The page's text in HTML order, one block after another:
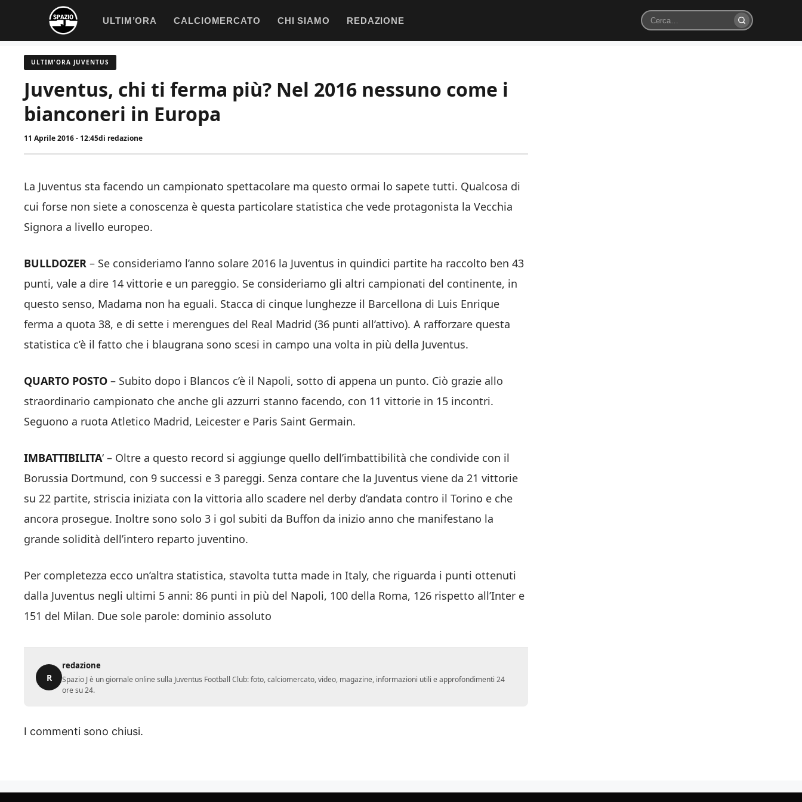
contenuto
ULTIM’ORA CALCIOMERCATO CHI SIAMO REDAZIONE
Cerca
ULTIM'ORA JUVENTUS
Juventus, chi ti ferma più? Nel 2016 nessuno come i
bianconeri in Europa
11 Aprile 2016 - 12:45di redazione
La Juventus sta facendo un campionato spettacolare ma questo ormai lo sapete tutti. Qualcosa di
cui forse non siete a conoscenza è questa particolare statistica che vede protagonista la Vecchia
Signora a livello europeo.
BULLDOZER – Se consideriamo l’anno solare 2016 la Juventus in quindici partite ha raccolto ben 43
punti, vale a dire 14 vittorie e un pareggio. Se consideriamo gli altri campionati del continente, in
questo senso, Madama non ha eguali. Stacca di cinque lunghezze il Barcellona di Luis Enrique
ferma a quota 38, e di sette i merengues del Real Madrid (36 punti all’attivo). A rafforzare questa
statistica c’è il fatto che i blaugrana sono scesi in campo una volta in più della Juventus.
QUARTO POSTO – Subito dopo i Blancos c’è il Napoli, sotto di appena un punto. Ciò grazie allo
straordinario campionato che anche gli azzurri stanno facendo, con 11 vittorie in 15 incontri.
Seguono a ruota Atletico Madrid, Leicester e Paris Saint Germain.
IMBATTIBILITA‘ – Oltre a questo record si aggiunge quello dell’imbattibilità che condivide con il
Borussia Dortmund, con 9 successi e 3 pareggi. Senza contare che la Juventus viene da 21 vittorie
su 22 partite, striscia iniziata con la vittoria allo scadere nel derby d’andata contro il Torino e che
ancora prosegue. Inoltre sono solo 3 i gol subiti da Buffon da inizio anno che manifestano la
grande solidità dell’intero reparto juventino.
Per completezza ecco un’altra statistica, stavolta tutta made in Italy, che riguarda i punti ottenuti
dalla Juventus negli ultimi 5 anni: 86 punti in più del Napoli, 100 della Roma, 126 rispetto all’Inter e
151 del Milan. Due sole parole: dominio assoluto
R
redazione
Spazio J è un giornale online sulla Juventus Football Club: foto, calciomercato, video, magazine, informazioni utili e approfondimenti 24
ore su 24.
I commenti sono chiusi.